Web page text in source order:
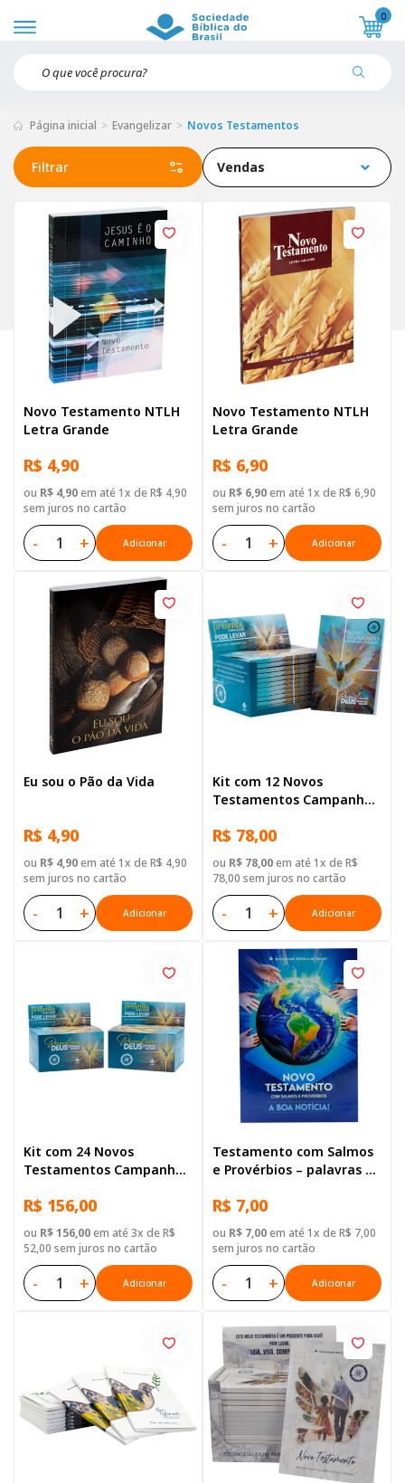
0
Página inicial Evangelizar Novos Testamentos
Filtrar
Novo Testamento NTLH
Letra Grande
R$ 4,90
ou R$ 4,90em até 1x de R$ 4,90
sem juros no cartão
- + Adicionar
Novo Testamento NTLH
Letra Grande
R$ 6,90
ou R$ 6,90em até 1x de R$ 6,90
sem juros no cartão
- + Adicionar
Eu sou o Pão da Vida
R$ 4,90
ou R$ 4,90em até 1x de R$ 4,90
sem juros no cartão
- + Adicionar
Kit com 12 Novos
Testamentos Campanha -
e Provérbios
R$ 78,00
ou R$ 78,00em até 1x de R$
78,00 sem juros no cartão
- + Adicionar
Kit com 24 Novos
Testamentos Campanha -
e Provérbios
R$ 156,00
ou R$ 156,00em até 3x de R$
52,00 sem juros no cartão
- + Adicionar
Testamento com Salmos
e Provérbios – palavras de
R$ 7,00
ou R$ 7,00em até 1x de R$ 7,00
sem juros no cartão
- + Adicionar